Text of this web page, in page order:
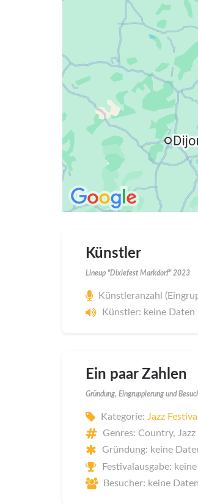
Künstler
Lineup "Dixiefest Markdorf" 2023
Künstleranzahl
Künstler: keine Daten
Ein paar Zahlen
Gründung, Eingruppierung und
Kategorie: Jazz
Genres: Country, Jazz
Gründung: keine
Festivalausgabe:
Besucher: keine Daten